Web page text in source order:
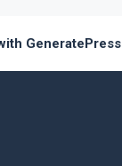
GeneratePress